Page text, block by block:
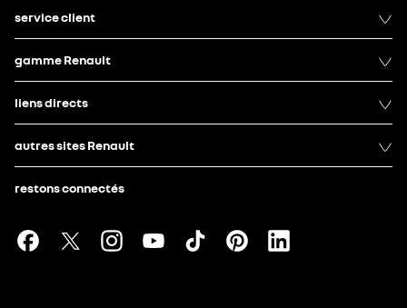
service client
gamme Renault
liens directs
autres sites Renault
restons connectés